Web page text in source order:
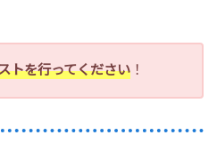
トを行ってください ！